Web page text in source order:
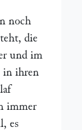
noch
die
und im
in ihren
immer
es